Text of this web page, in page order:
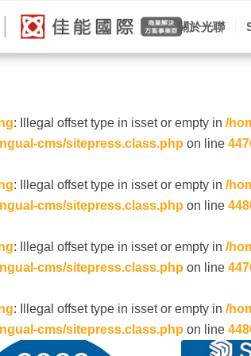
關於光聯
: Illegal offset type in isset or empty in /
cms/sitepress.class.php on line
: Illegal offset type in isset or empty in /
cms/sitepress.class.php on line
: Illegal offset type in isset or empty in /
cms/sitepress.class.php on line
: Illegal offset type in isset or empty in /
cms/sitepress.class.php on line